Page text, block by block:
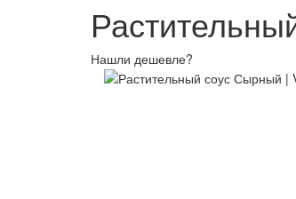
Нашли дешевле?